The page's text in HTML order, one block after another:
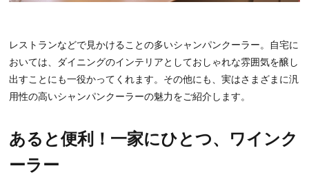
レストランなどで見かけることの多いシャンパンクーラー。自宅に
おいては、ダイニングのインテリアとしておしゃれな雰囲気を醸し
出すことにも一役かってくれます。その他にも、実はさまざまに汎
用性の高いシャンパンクーラーの魅力をご紹介します。
あると便利！一家にひとつ、ワインク
ーラー